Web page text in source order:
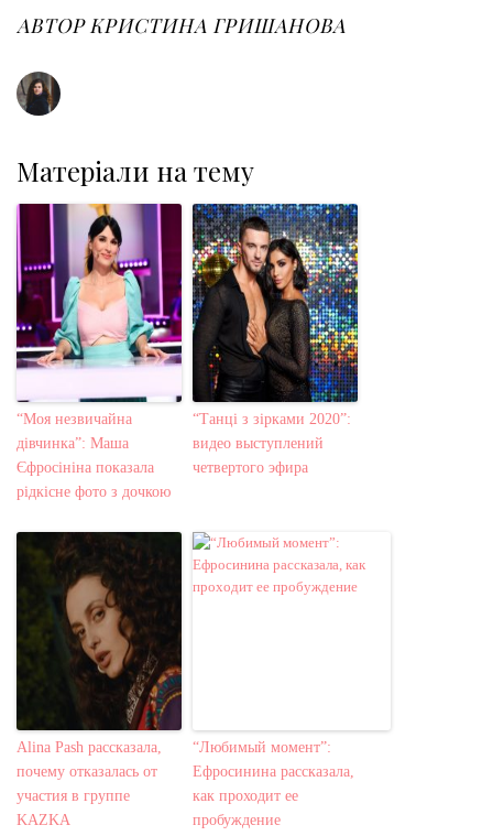
o
k
r
+
I
n
e
s
АВТОР КРИСТИНА ГРИШАНОВА
Матеріали на тему
“Моя незвичайна
дівчинка”: Маша
Єфросініна показала
рідкісне фото з дочкою
“Танці з зірками 2020”:
видео выступлений
четвертого эфира
Alina Pash рассказала,
почему отказалась от
участия в группе
KAZKA
“Любимый момент”:
Ефросинина рассказала,
как проходит ее
пробуждение